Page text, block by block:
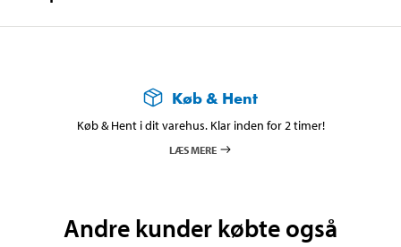
Køb & Hent
Køb & Hent i dit varehus. Klar inden for 2 timer!
LÆS MERE
Andre kunder købte også